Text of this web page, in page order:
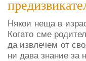
Някои неща в
Когато сме
да извлечем от
ни дава знание за